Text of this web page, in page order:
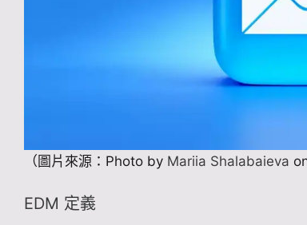
（圖片來源：Photo by Mariia Shalabaieva
EDM 定義